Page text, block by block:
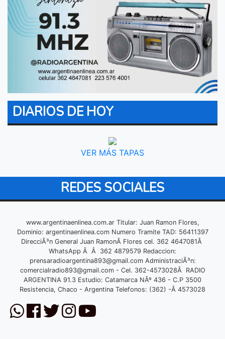
DIARIOS DE HOY
VER MÁS TAPAS
REDES SOCIALES
www.argentinaenlinea.com.ar Titular: Juan Ramon Flores,
Dominio: argentinaenlinea.com Numero Tramite TAD: 56411397
DirecciÃ³n General Juan RamonÂ Flores cel. 362 4647081Â
WhatsApp Â Â 362 4879579 Redaccion:
prensaradioargentina893@gmail.comAdministraciÃ³n:
comercialradio893@gmail.com- Cel. 362-4573028Â RADIO
ARGENTINA 91.3 Estudio: Catamarca NÂº 436 - C.P 3500
Resistencia, Chaco - Argentina Telefonos: (362) -Â 4573028